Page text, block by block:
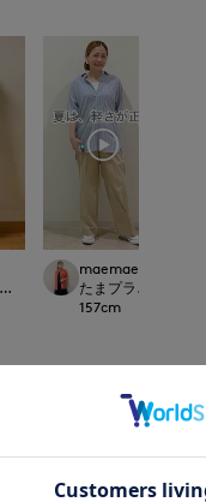
I.T.'S.international
maemae
たまプラーザ東急
157cm